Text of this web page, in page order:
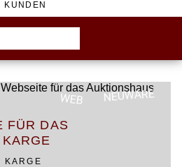
KUNDEN
WEB NEUWARE
FÜR DAS
KARGE